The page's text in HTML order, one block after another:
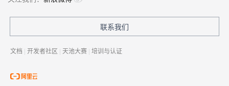
联系我们
文档 | 开发者社区 | 天池大赛 | 培训与认证